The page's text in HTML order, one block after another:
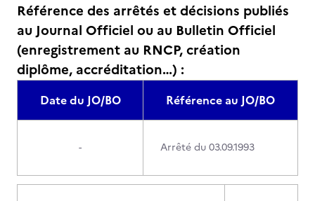
Référence des arrêtés et décisions publiés
au Journal Officiel ou au Bulletin Officiel
(enregistrement au RNCP, création
diplôme, accréditation…) :
Date du JO/BO Référence au JO/BO
- Arrêté du 03.09.1993